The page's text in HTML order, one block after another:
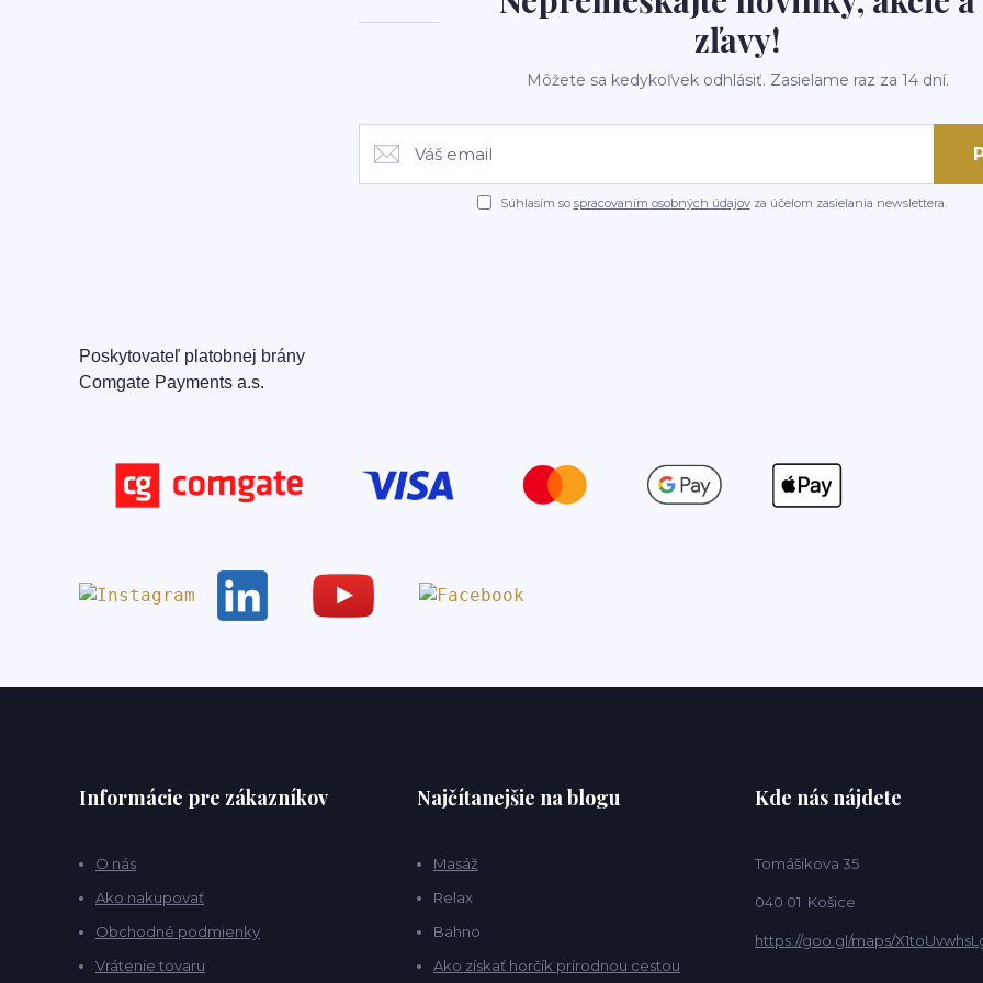
zľavy!
Môžete sa kedykoľvek odhlásiť. Zasielame raz za 14 dní.
Súhlasím so spracovaním osobných údajovza účelom zasielania newslettera.
Poskytovateľ platobnej brány
Comgate Payments a.s.
Informácie pre zákazníkov
O nás
Ako nakupovať
Obchodné podmienky
Vrátenie tovaru
Najčítanejšie na blogu
Masáž
Relax
Bahno
Ako získať horčík prírodnou cestou
Kde nás nájdete
Tomášikova 35
040 01 Košice
https://goo.gl/maps/